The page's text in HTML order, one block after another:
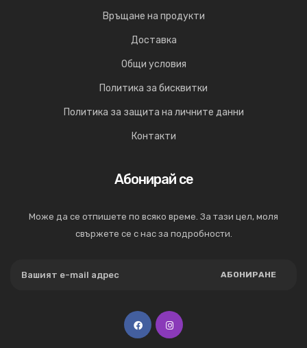
Връщане на продукти
Доставка
Общи условия
Политика за бисквитки
Политика за защита на личните данни
Контакти
Абонирай се
Може да се отпишете по всяко време. За тази цел, моля
свържете се с нас за подробности.
АБОНИРАНЕ